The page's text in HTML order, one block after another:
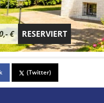
€ RESERVIERT
(Twitter)